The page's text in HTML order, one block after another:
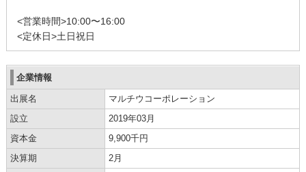
<営業時間>10:00〜16:00
<定休日>土日祝日
企業情報
出展名
マルチウコーポレーション
設立
2019年03月
資本金
9,900千円
決算期
2月